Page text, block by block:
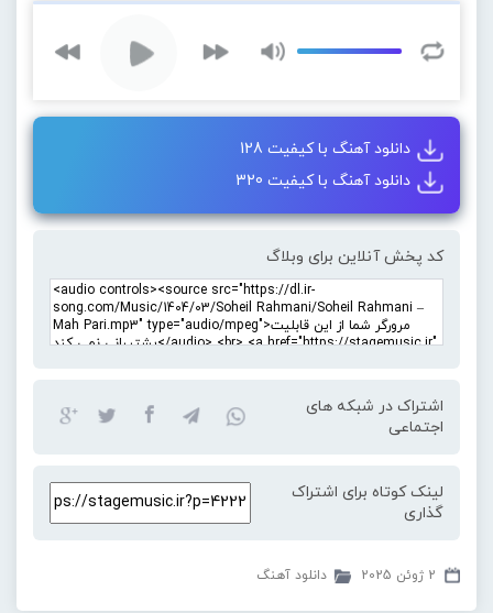
دانلود آهنگ با کیفیت 128
دانلود آهنگ با کیفیت 320
کد پخش آنلاین برای وبلاگ
اشتراک در شبکه های
اجتماعی
لینک کوتاه برای اشتراک
گذاری
2 ژوئن 2025 دانلود آهنگ